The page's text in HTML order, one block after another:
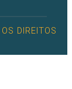
DIREITOS